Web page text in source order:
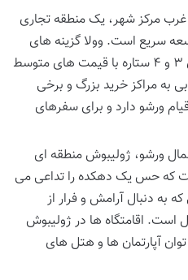
غرب مرکز شهر، یک منطقه تجاری
سریع است. وولا گزینه های
اقامتی متنوعی از هتل های ۳ و ۴ ستاره با قیمت های متوسط
به مراکز خرید بزرگ و برخی
ورشو دارد و برای سفرهای
ورشو، ژولیبوش منطقه ای
که حس یک دهکده را تداعی می
به دنبال آرامش و فرار از
اقامتگاه ها در ژولیبوش
آپارتمان ها و هتل های